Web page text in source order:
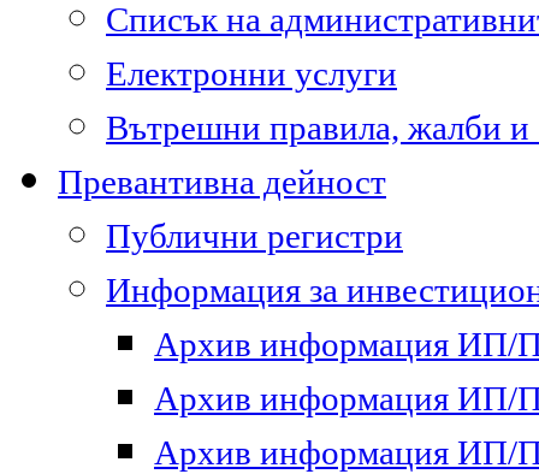
Списък на
Електронни услуги
Вътрешни правила, жалби и
Превантивна дейност
Публични регистри
Информация за
Архив информация ИП/
Архив информация ИП/
Архив информация ИП/